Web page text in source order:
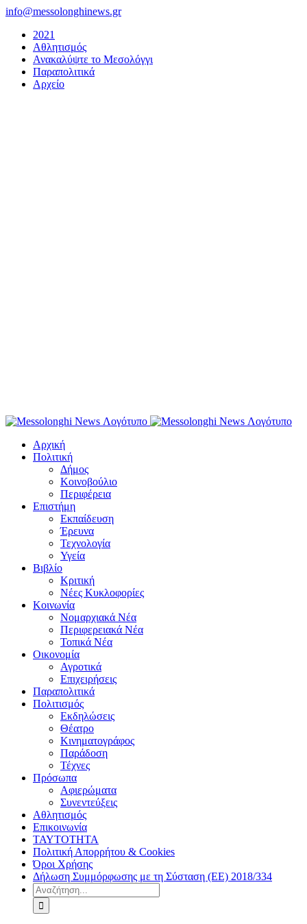
Μετάβαση
περιεχόμενο
info@messolonghinews.gr
2021
Αθλητισμός
Ανακαλύψτε το Μεσολόγγι
Παραπολιτικά
Αρχείο
Αρχική
Πολιτική
Δήμος
Κοινοβούλιο
Περιφέρεια
Επιστήμη
Εκπαίδευση
Έρευνα
Τεχνολογία
Υγεία
Βιβλίο
Κριτική
Νέες Κυκλοφορίες
Κοινωνία
Νομαρχιακά Νέα
Περιφερειακά Νέα
Τοπικά Νέα
Οικονομία
Αγροτικά
Επιχειρήσεις
Παραπολιτικά
Πολιτισμός
Εκδηλώσεις
Θέατρο
Κινηματογράφος
Παράδοση
Τέχνες
Πρόσωπα
Αφιερώματα
Συνεντεύξεις
Αθλητισμός
Επικοινωνία
ΤΑΥΤΟΤΗΤΑ
Πολιτική Απορρήτου & Cookies
Όροι Χρήσης
Δήλωση Συμμόρφωσης με τη Σύσταση (ΕΕ) 2018/334
Αναζήτηση
για: